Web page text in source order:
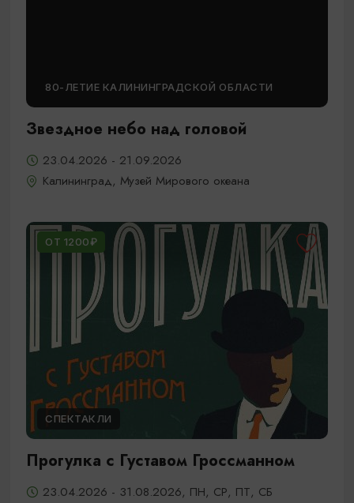
80-ЛЕТИЕ КАЛИНИНГРАДСКОЙ ОБЛАСТИ
Звездное небо над головой
23.04.2026 - 21.09.2026
Калининград, Музей Мирового океана
ОТ 1200₽
СПЕКТАКЛИ
Прогулка с Густавом Гроссманном
23.04.2026 - 31.08.2026, ПН, СР, ПТ, СБ